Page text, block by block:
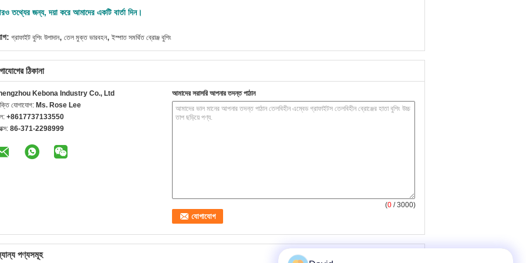
তথ্যের জন্য, দয়া করে আমাদের একটি বার্তা দিন।
গ্রাফাইট বুশিং উপাদান, তেল মুক্ত ভারবহন, ইস্পাত সমর্থিত ব্রোঞ্জ বুশিং
ঠিকানা
Kebona Industry Co., Ltd
যোগাযোগ: Ms. Rose Lee
+8617737133550
86-371-2298999
আমাদের সরাসরি আপনার তদন্ত পাঠান
(0 / 3000)
পণ্যসমূহ